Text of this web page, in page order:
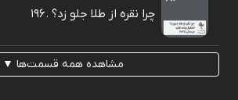
چرا نقره از طلا جلو زد؟ .۱۹۶
مشاهده همه قسمت‌ها ▼